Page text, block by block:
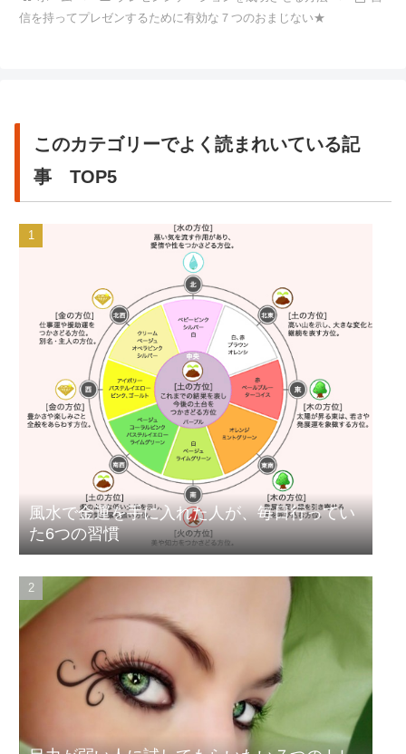
信を持ってプレゼンするために有効な７つのおまじない★
このカテゴリーでよく読まれいている記
事 TOP5
風水で金運を手に入れた人が、毎日行ってい
た6つの習慣